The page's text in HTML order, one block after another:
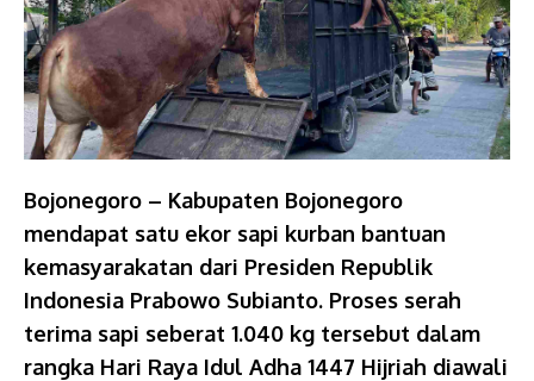
Bojonegoro – Kabupaten Bojonegoro
mendapat satu ekor sapi kurban bantuan
kemasyarakatan dari Presiden Republik
Indonesia Prabowo Subianto. Proses serah
terima sapi seberat 1.040 kg tersebut dalam
rangka Hari Raya Idul Adha 1447 Hijriah diawali